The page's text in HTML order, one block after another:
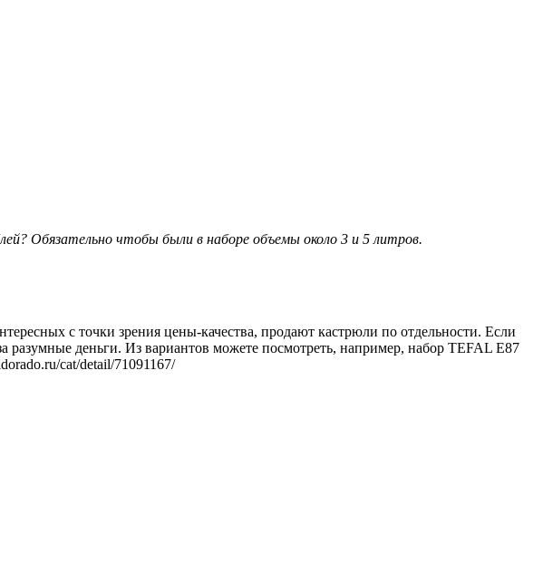
Обязательно чтобы были в наборе объемы около 3 и 5 литров.
с точки зрения цены-качества, продают кастрюли по отдельности. Если
разумные деньги. Из вариантов можете посмотреть, например, набор TEFAL E87
cat/detail/71091167/